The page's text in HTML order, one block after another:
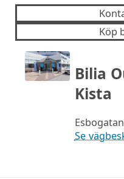
Köp
Bilia
Kista
Se